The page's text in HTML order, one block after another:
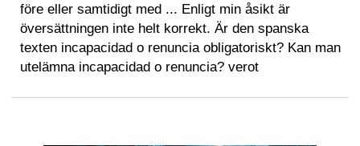
före eller samtidigt med ... Enligt min åsikt är
översättningen inte helt korrekt. Är den spanska
texten incapacidad o renuncia obligatoriskt? Kan man
utelämna incapacidad o renuncia? verot